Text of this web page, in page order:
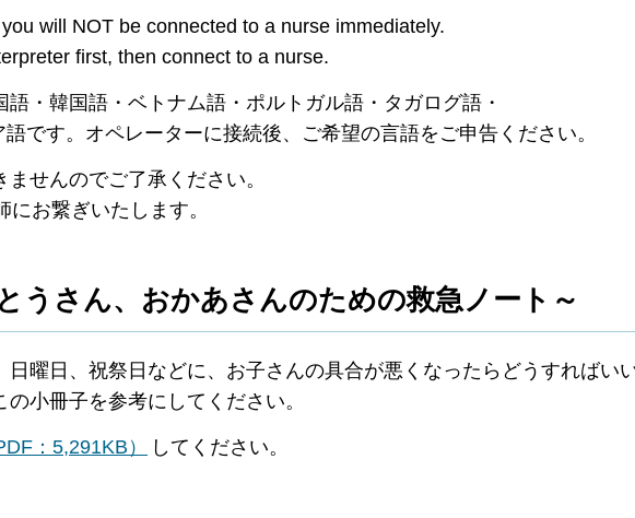
will NOT be connected to a nurse immediately.
first, then connect to a nurse.
・韓国語・ベトナム語・ポルトガル語・タガログ語・
です。オペレーターに接続後、ご希望の言語をご申告ください。
せんのでご了承ください。
お繋ぎいたします。
うさん、おかあさんのための救急ノート～
曜日、祝祭日などに、お子さんの具合が悪くなったらどうすればい
小冊子を参考にしてください。
：5,291KB） してください。